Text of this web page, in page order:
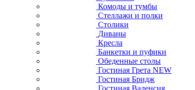
Комоды и тумбы
Стеллажи и полки
Столики
Диваны
Кресла
Банкетки и пуфики
Обеденные столы
Гостиная Грета NEW
Гостиная Бридж
Гостиная Валенсия